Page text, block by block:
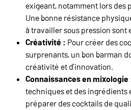
exigeant, notamment lors des
Une bonne résistance
à travailler sous pression sont
Créativité : Pour créer des
surprenants, un bon barman
créativité et d’innovation.
Connaissances en mixologie
techniques et des ingrédients
préparer des cocktails de